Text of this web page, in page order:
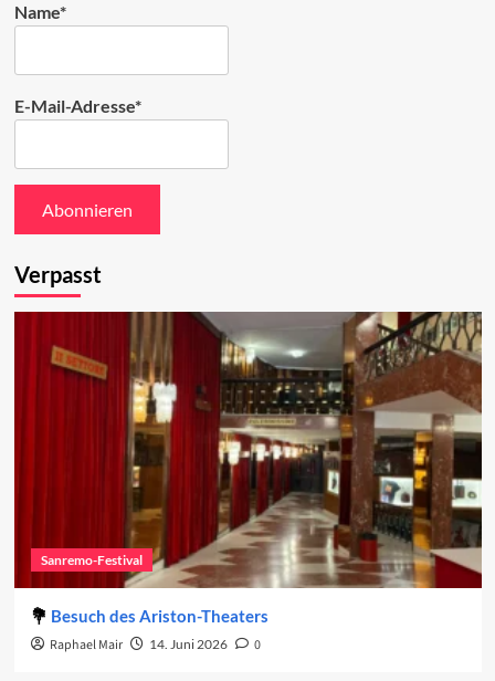
Name*
E-Mail-Adresse*
Verpasst
Sanremo-Festival
Besuch des Ariston-Theaters
Raphael Mair 14. Juni 2026 0